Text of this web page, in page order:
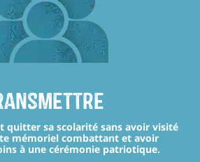
quitter sa scolarité sans avoir visité
mémoriel combattant et avoir
à une cérémonie patriotique.